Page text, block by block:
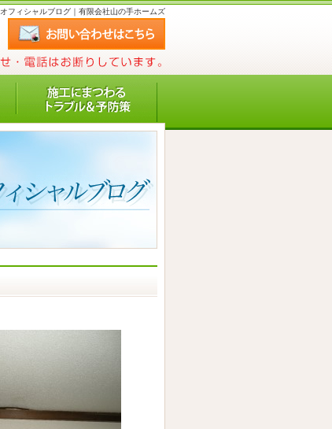
オフィシャルブログ｜有限会社山の手ホームズ